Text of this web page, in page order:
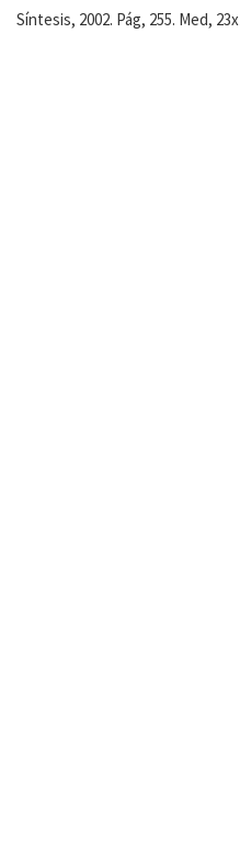
Síntesis, 2002. Pág, 255. Med,